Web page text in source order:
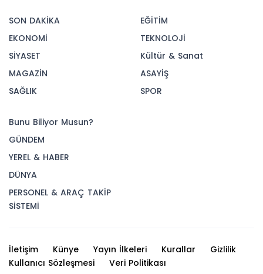
SON DAKİKA
EKONOMİ
SİYASET
MAGAZİN
SAĞLIK
EĞİTİM
TEKNOLOJİ
Kültür & Sanat
ASAYİŞ
SPOR
Bunu Biliyor Musun?
GÜNDEM
YEREL & HABER
DÜNYA
PERSONEL & ARAÇ TAKİP
SİSTEMİ
İletişim Künye Yayın İlkeleri Kurallar
Gizlilik
Kullanıcı Sözleşmesi
Veri Politikası